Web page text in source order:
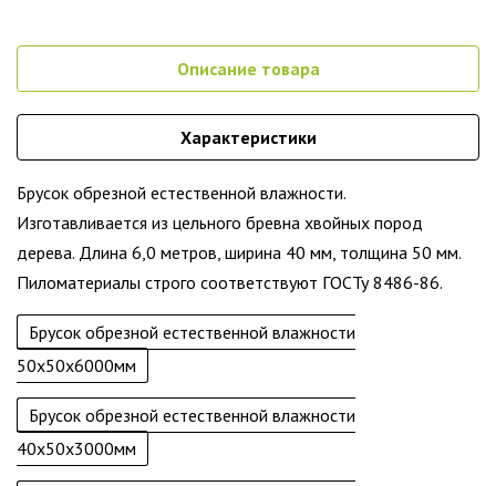
Описание товара
Характеристики
Брусок обрезной естественной влажности.
Изготавливается из цельного бревна хвойных пород
дерева. Длина 6,0 метров, ширина 40 мм, толщина 50 мм.
Пиломатериалы строго соответствуют ГОСТу 8486-86.
Брусок обрезной естественной влажности
50х50х6000мм
Брусок обрезной естественной влажности
40х50х3000мм